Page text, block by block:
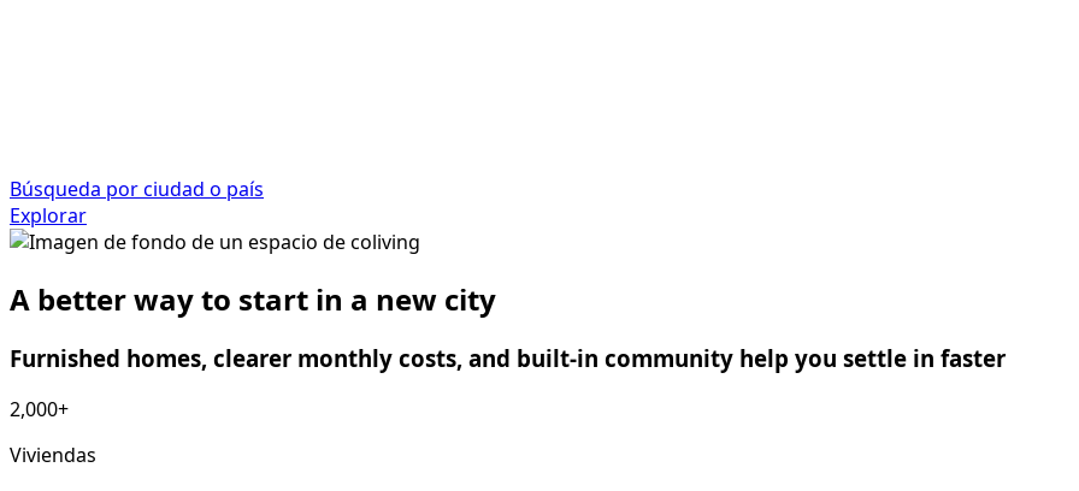
Búsqueda por ciudad o país
Explorar
A better way to start in a new city
Furnished homes, clearer monthly costs, and built-in community help you settle in faster
2,000+
Viviendas